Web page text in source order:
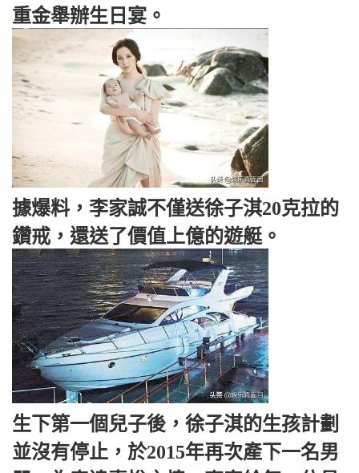
重金舉辦生日宴。
據爆料，李家誠不僅送徐子淇20克拉的
鑽戒，還送了價值上億的遊艇。
生下第一個兒子後，徐子淇的生孩計劃
並沒有停止，於2015年再次產下一名男